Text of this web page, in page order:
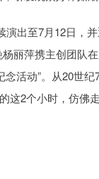
演出至7月12日，
丽萍携主创团队
念活动”。从20世
这2个小时，仿佛